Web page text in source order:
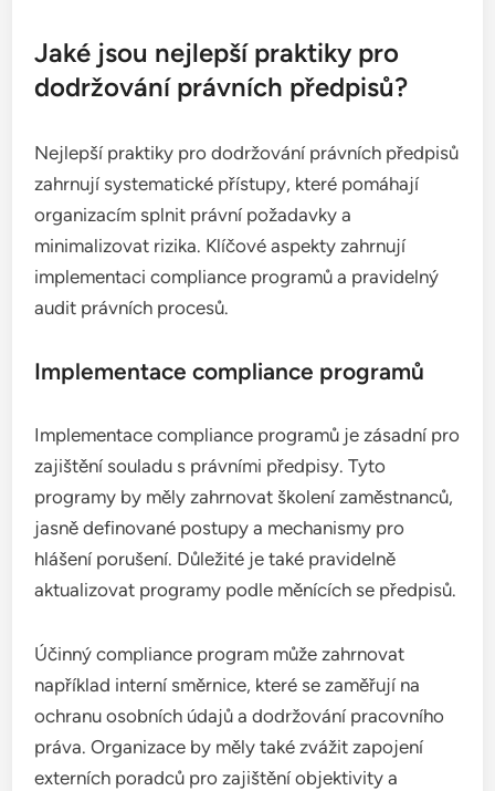
Jaké jsou nejlepší praktiky pro
dodržování právních předpisů?
Nejlepší praktiky pro dodržování právních předpisů
zahrnují systematické přístupy, které pomáhají
organizacím splnit právní požadavky a
minimalizovat rizika. Klíčové aspekty zahrnují
implementaci compliance programů a pravidelný
audit právních procesů.
Implementace compliance programů
Implementace compliance programů je zásadní pro
zajištění souladu s právními předpisy. Tyto
programy by měly zahrnovat školení zaměstnanců,
jasně definované postupy a mechanismy pro
hlášení porušení. Důležité je také pravidelně
aktualizovat programy podle měnících se předpisů.
Účinný compliance program může zahrnovat
například interní směrnice, které se zaměřují na
ochranu osobních údajů a dodržování pracovního
práva. Organizace by měly také zvážit zapojení
externích poradců pro zajištění objektivity a